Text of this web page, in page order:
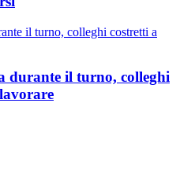
durante il turno, colleghi